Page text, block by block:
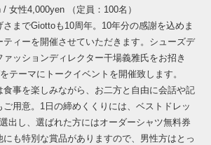
女性4,000yen （定員：100名）
までGiottoも10周年。10年分の感謝を込めま
ティーを開催させていただきます。シューズデ
ッションディレクター干場義雅氏をお招き
テーマにトークイベントを開催致します。
食事を楽しみながら、お二方と自由に会話や記
用意。1日の締めくくりには、ベストドレッ
出し、選ばれた方にはオーダーシャツ無料券
も特別な賞品がありますので、男性方はとっ